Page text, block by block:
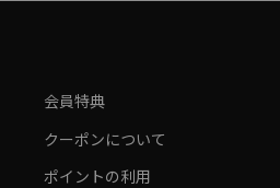
会員特典
クーポンについて
ポイントの利用